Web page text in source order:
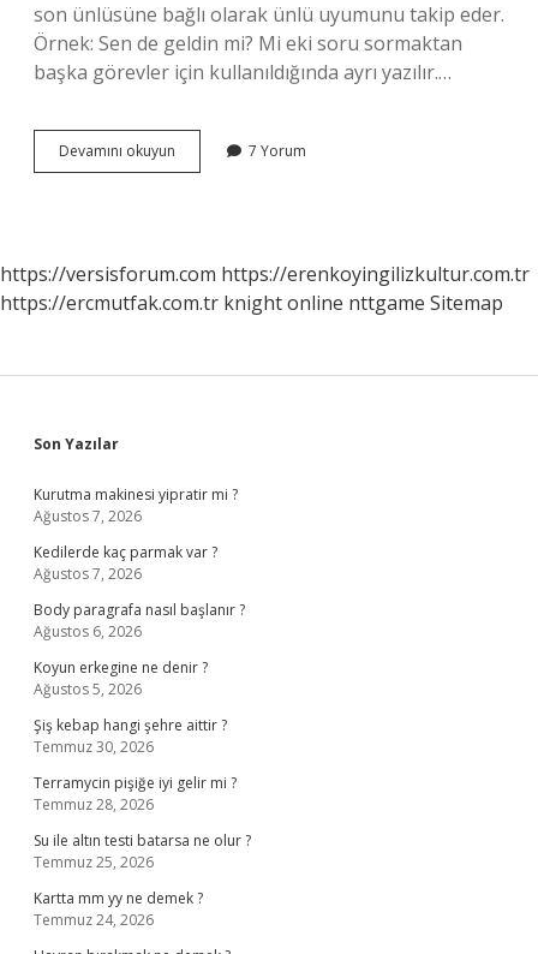
son ünlüsüne bağlı olarak ünlü uyumunu takip eder.
Örnek: Sen de geldin mi? Mi eki soru sormaktan
başka görevler için kullanıldığında ayrı yazılır.…
Devamını okuyun Musunuz
Ayri
7 Yorum
https://versisforum.com https://erenkoyingilizkultur.com.tr
https://ercmutfak.com.tr knight online nttgame Sitemap
Sidebar
Son Yazılar
Kurutma makinesi yipratir mi ?
Ağustos 7, 2026
Kedilerde kaç parmak var ?
Ağustos 7, 2026
Body paragrafa nasıl başlanır ?
Ağustos 6, 2026
Koyun erkegine ne denir ?
Ağustos 5, 2026
Şiş kebap hangi şehre aittir ?
Temmuz 30, 2026
Terramycin pişiğe iyi gelir mi ?
Temmuz 28, 2026
Su ile altın testi batarsa ne olur ?
Temmuz 25, 2026
Kartta mm yy ne demek ?
Temmuz 24, 2026